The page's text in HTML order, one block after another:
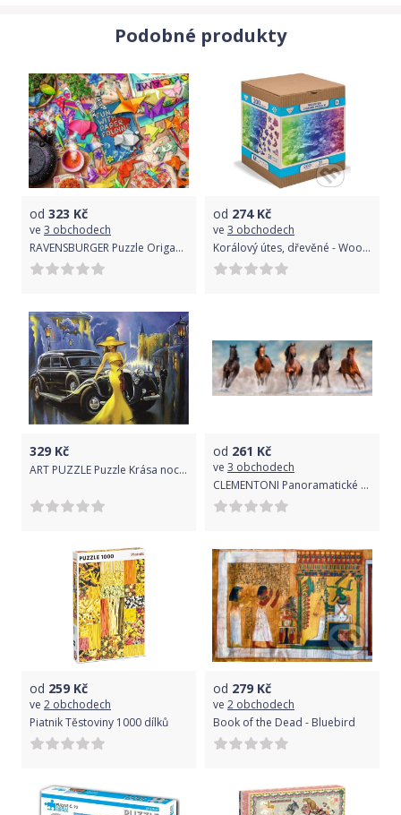
Podobné produkty
od 323 Kč
ve 3 obchodech
RAVENSBURGER Puzzle Origami 1000 dílků
od 274Kč
ve 3 obchodech
Korálový útes, dřevěné - Wooden City
329 Kč
ART PUZZLE Puzzle Krása noci 1000 dílků
od 261 Kč
ve 3 obchodech
CLEMENTONI Panoramatické puzzle Koně 1000 dílků
od 259 Kč
ve 2 obchodech
Piatnik Těstoviny 1000 dílků
od 279 Kč
ve 2 obchodech
Book of the Dead - Bluebird